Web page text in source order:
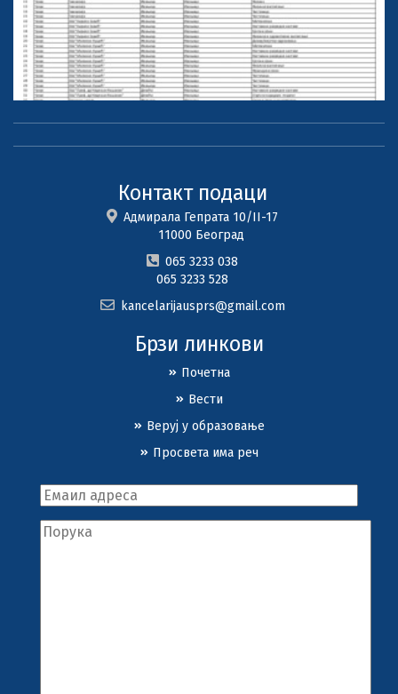
Контакт подаци
Адмирала Гепрата 10/II-17
11000 Београд
065 3233 038
065 3233 528
kancelarijausprs@gmail.com
Брзи линкови
Почетна
Вести
Веруј у образовање
Просвета има реч